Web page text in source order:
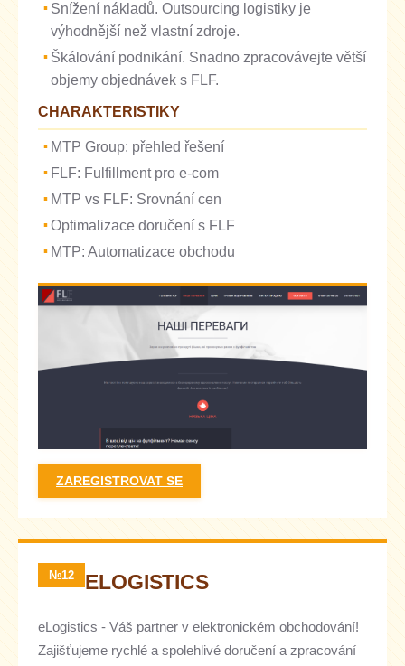
Snížení nákladů. Outsourcing logistiky je
výhodnější než vlastní zdroje.
Škálování podnikání. Snadno zpracovávejte větší
objemy objednávek s FLF.
CHARAKTERISTIKY
MTP Group: přehled řešení
FLF: Fulfillment pro e-com
MTP vs FLF: Srovnání cen
Optimalizace doručení s FLF
MTP: Automatizace obchodu
ZAREGISTROVAT SE
№12 ELOGISTICS
eLogistics - Váš partner v elektronickém obchodování!
Zajišťujeme rychlé a spolehlivé doručení a zpracování